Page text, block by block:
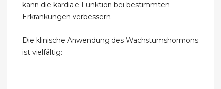
kann die kardiale Funktion bei bestimmten
Erkrankungen verbessern.
Die klinische Anwendung des Wachstumshormons
ist vielfältig: